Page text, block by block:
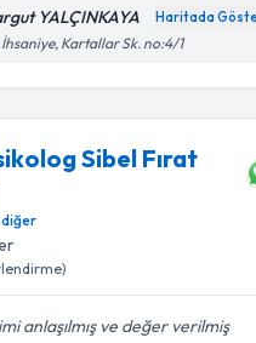
YALÇINKAYA Haritada
Kartallar Sk. no:4/1
Sibel Fırat
diğer
anlaşılmış ve değer verilmiş